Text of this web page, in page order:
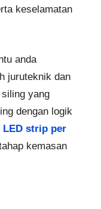
keselamatan
anda
juruteknik dan
yang
dengan logik
LED strip per
kemasan